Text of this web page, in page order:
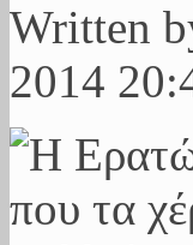
Written
2014